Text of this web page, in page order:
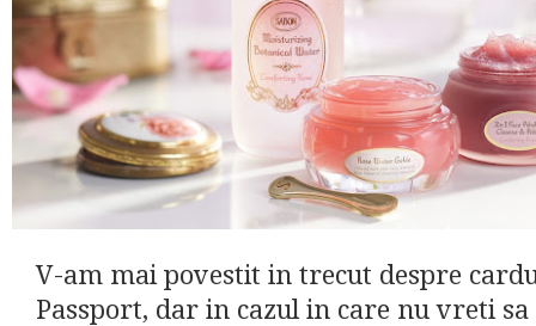
V-am mai povestit in trecut despre
Passport, dar in cazul in care nu vreti